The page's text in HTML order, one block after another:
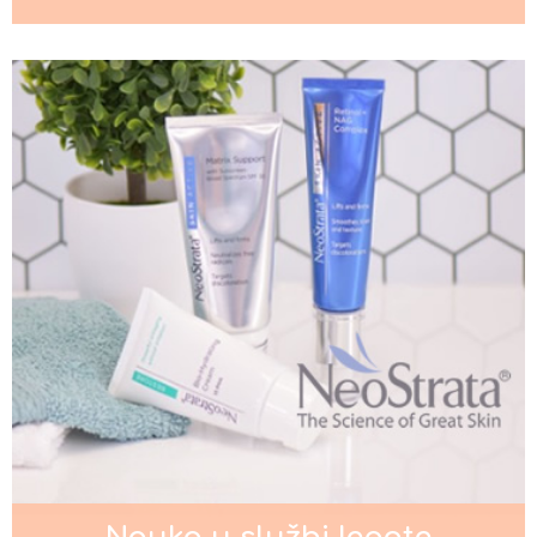
Nega kose za muškarce
Kada je potrebno intenzivno
podmlađivanje lica?
Pigmentacije na licu